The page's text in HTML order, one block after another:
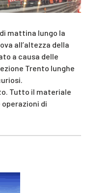
mattina lungo la
all’altezza della
a causa delle
Trento lunghe
Tutto il materiale
di